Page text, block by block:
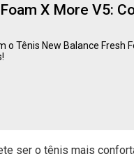
X More V5:
Tênis New Balance Fresh
ser o tênis mais